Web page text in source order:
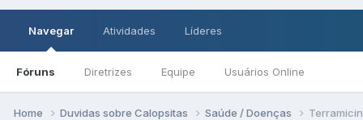
Navegar
Fóruns Diretrizes Equipe Usuários Online
Atividades Líderes
Home Duvidas sobre Calopsitas Saúde / Doenças